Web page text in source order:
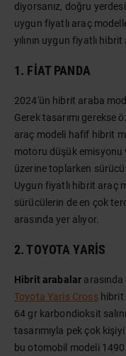
diyorsanız, doğru
uygun fiyatlı araç
yılının uygun fiyatlı hibrit
1. FIAT PANDA
2024'ün hibrit araba
Gerek tasarımı gerekse
araç modeli hafif hibrit
motoru düşük emisyonu
üzerine toplarken
Uygun fiyatlı hibrit araç
sürücülerin de en çok
arasında yer alıyor.
2. TOYOTA YARIS
Hibrit arabalar
Toyota Yaris Crosshibrit
64 gr karbondioksit
tasarımıyla pek çok
bu otomobil modeli